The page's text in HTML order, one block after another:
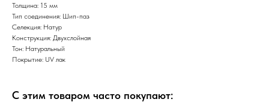
Толщина: 15 мм
Тип соединения: Шип-паз
Селекция: Натур
Конструкция: Двухслойная
Тон: Натуральный
Покрытие: UV лак
С этим товаром часто покупают: